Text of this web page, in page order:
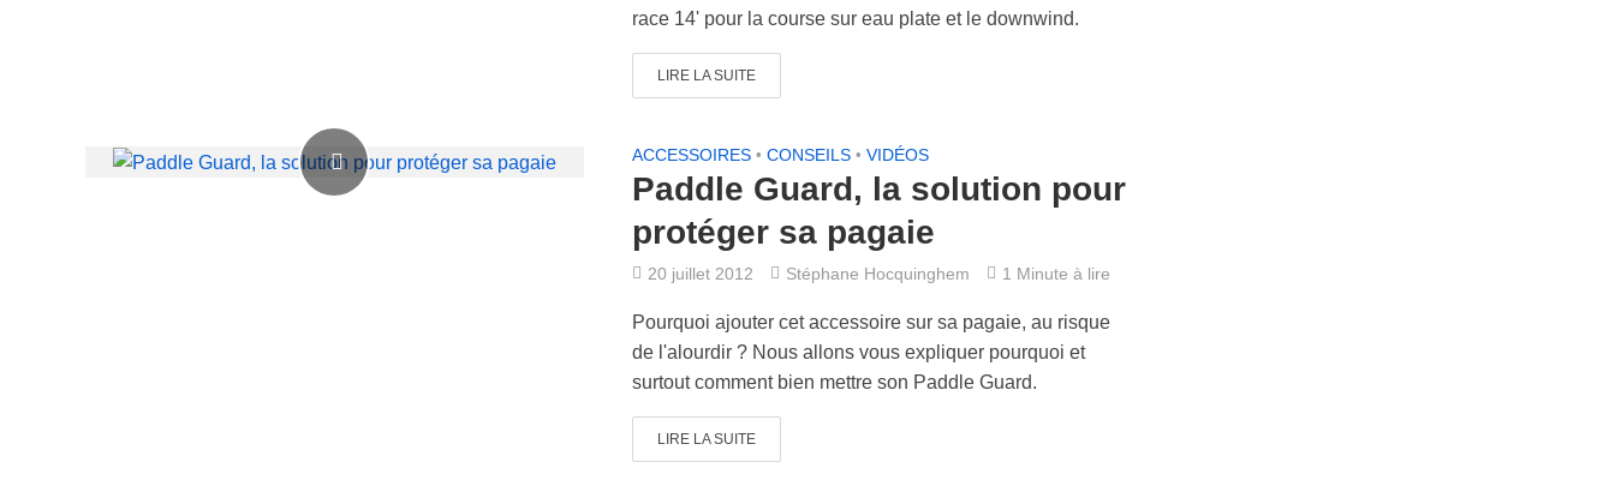
race 14' pour la course sur eau plate et le downwind.
LIRE LA SUITE
ACCESSOIRES • CONSEILS • VIDÉOS
Paddle Guard, la solution pour
protéger sa pagaie
20 juillet 2012 Stéphane Hocquinghem 1 Minute à lire
Pourquoi ajouter cet accessoire sur sa pagaie, au risque
de l'alourdir ? Nous allons vous expliquer pourquoi et
surtout comment bien mettre son Paddle Guard.
LIRE LA SUITE